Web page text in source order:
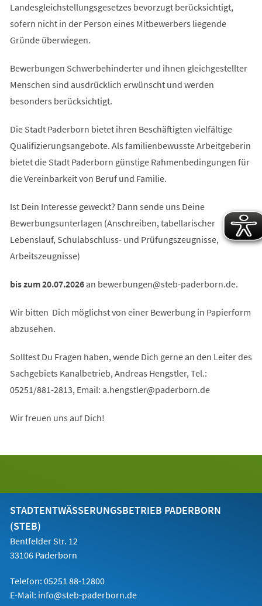
Landesgleichstellungsgesetzes bevorzugt berücksichtigt,
sofern nicht in der Person eines Mitbewerbers liegende
Gründe überwiegen.
Bewerbungen Schwerbehinderter und ihnen gleichgestellter
Menschen sind ausdrücklich erwünscht und werden
besonders berücksichtigt.
Die Stadt Paderborn bietet ihren Beschäftigten vielfältige
Qualifizierungsangebote. Als familienbewusste Arbeitgeberin
bietet die Stadt Paderborn günstige Rahmenbedingungen für
die Vereinbarkeit von Beruf und Familie.
Ist Dein Interesse geweckt? Dann sende uns Deine
Bewerbungsunterlagen (Anschreiben, tabellarischer
Lebenslauf, Schulabschluss- und Prüfungszeugnisse,
Arbeitszeugnisse)
bis zum 20.07.2026an bewerbungen steb-paderborn de.
Wir bitten Dich möglichst von einer Bewerbung in Papierform
abzusehen.
Solltest Du Fragen haben, wende Dich gerne an den Leiter des
Sachgebiets Kanalbetrieb, Andreas Hengstler, Tel.:
05251/881-2813, Email: a.hengstler paderborn de
Wir freuen uns auf Dich!
STADTENTWÄSSERUNGSBETRIEB PADERBORN
(STEB)
Bentfelder Str. 12
33106 Paderborn
Telefon: 05251 88-12800
E-Mail: info@steb-paderborn.de